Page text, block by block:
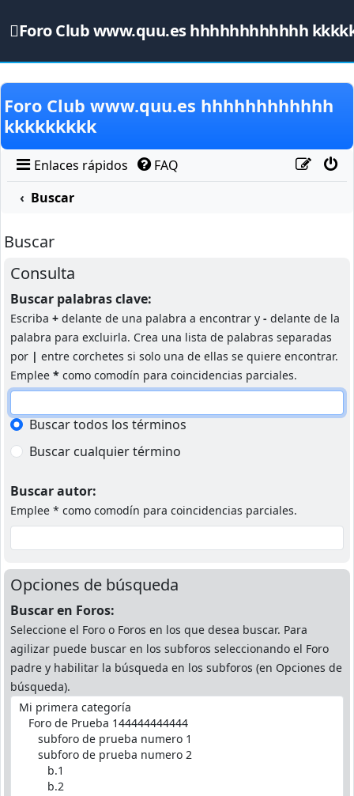
Foro Club www.quu.es hhhhhhhhhhhh
Obviar
Foro Club www.quu.es hhhhhhhhhhhh
kkkkkkkkk
Enlaces rápidos
FAQ
Buscar
Buscar
Consulta
Buscar palabras clave:
Escriba + delante de una palabra a encontrar y - delante de la
palabra para excluirla. Crea una lista de palabras separadas
por | entre corchetes si solo una de ellas se quiere encontrar.
Emplee * como comodín para coincidencias parciales.
Buscar todos los términos
Buscar cualquier término
Buscar autor:
Emplee * como comodín para coincidencias parciales.
Opciones de búsqueda
Buscar en Foros:
Seleccione el Foro o Foros en los que desea buscar. Para
agilizar puede buscar en los subforos seleccionando el Foro
padre y habilitar la búsqueda en los subforos (en Opciones de
búsqueda).